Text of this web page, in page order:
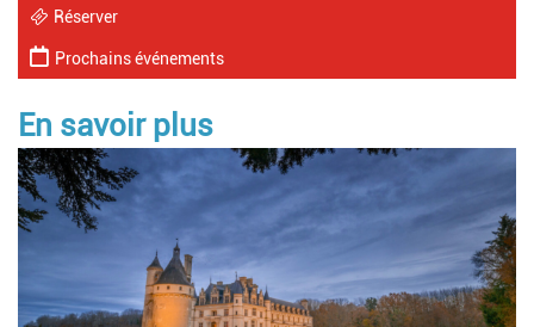
Réserver
Prochains événements
En savoir plus